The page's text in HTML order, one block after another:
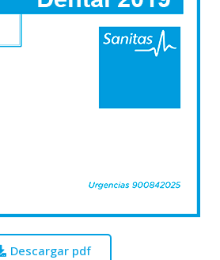
Descargar pdf